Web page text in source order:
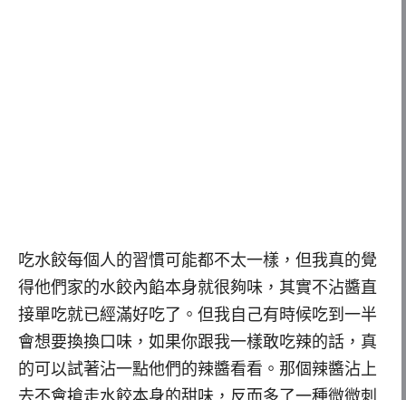
吃水餃每個人的習慣可能都不太一樣，但我真的覺
得他們家的水餃內餡本身就很夠味，其實不沾醬直
接單吃就已經滿好吃了。但我自己有時候吃到一半
會想要換換口味，如果你跟我一樣敢吃辣的話，真
的可以試著沾一點他們的辣醬看看。那個辣醬沾上
去不會搶走水餃本身的甜味，反而多了一種微微刺